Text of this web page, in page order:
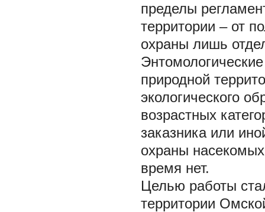
пределы
территории – от
охраны лишь
природной
экологического
возрастных
заказника или
охраны
время нет.
Целью работы
территории